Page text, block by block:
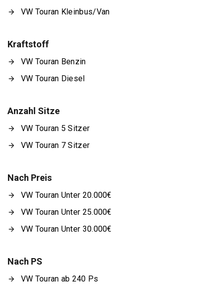
VW Touran Kleinbus/Van
Kraftstoff
VW Touran Benzin
VW Touran Diesel
Anzahl Sitze
VW Touran 5 Sitzer
VW Touran 7 Sitzer
Nach Preis
VW Touran Unter 20.000€
VW Touran Unter 25.000€
VW Touran Unter 30.000€
Nach PS
VW Touran ab 240 Ps